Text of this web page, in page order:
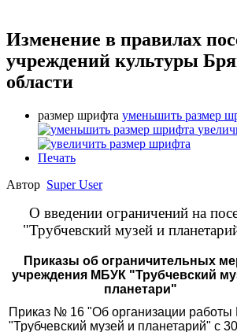
Изменение в правилах
учреждений культуры
области
размер шрифта уменьшить размер
Печать
Автор Super User
О введении ограничений на
"Трубчевский музей и
Приказы об ограничительных
учреждения МБУК "Трубчевский
планетари"
Приказ № 16 "Об организации
"Трубчевский музей и планетарий" с 30